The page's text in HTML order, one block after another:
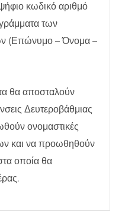
κωδικό αριθμό
των
(Επώνυμο – Όνομα –
θα αποσταλούν
Δευτεροβάθμιας
ονομαστικές
και να προωθηθούν
οποία θα